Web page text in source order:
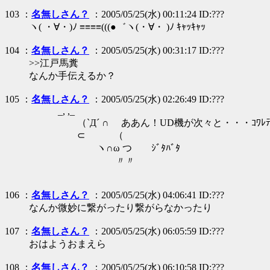
103 ： 名無しさん？
：2005/05/25(水) 00:11:24 ID:???
ヽ( ・∀・)ﾉ ≡≡≡≡(((●゛ヽ(・∀・ )ﾉ ｷｬｯｷｬｯ
104 ： 名無しさん？
：2005/05/25(水) 00:31:17 ID:???
>>江戸馬糞
なんか手伝えるか？
105 ： 名無しさん？
：2005/05/25(水) 02:26:49 ID:???
_, ,_
（`Д´ ∩ ああん！UD機が次々と・・・ｺﾜﾚﾃｲ
⊂ （
ヽ∩ω つ ｼﾞﾀﾊﾞﾀ
〃〃
106 ： 名無しさん？
：2005/05/25(水) 04:06:41 ID:???
なんか微妙に繋がったり繋がらなかったり
107 ： 名無しさん？
：2005/05/25(水) 06:05:59 ID:???
おはようおまえら
108 ： 名無しさん？ ：2005/05/25(水) 06:10:58 ID:???